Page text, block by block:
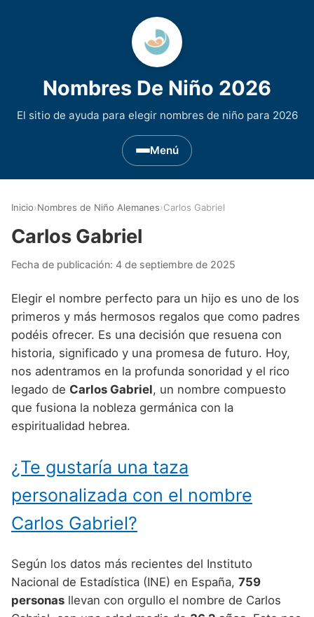
Nombres De Niño 2026
El sitio de ayuda para elegir nombres de niño para 2026
Menú
Nombres de niño que empiezan por D
Nombres de niño que empiezan por E
Nombres de niño que empiezan por F
Nombres de niño que empiezan por G
Nombres de niño que empiezan por H
Nombres de niño que empiezan por J
Nombres de niño que empiezan por K
Nombres de niño que empiezan por L
Nombres de niño que empiezan por N
Nombres de niño que empiezan por O
Nombres de Niño Asturianos
Nombres de Niño Baleares
Nombres de Niño Canarios
Nombres de Niño Cantabros
Nombres de Niño Castellanos
Nombres de Niño Extremeños
Nombres de Niño Gallegos
Nombres de Niño Madrileños
Nombres de Niño Navarros
Nombres de Niño Riojanos
Nombres de Niño Celtas
Nombres de Niño Egipcios
Nombres de Niño Griegos
Nombres de Niño Mitologicos
Nombres de Niño Romanos
Nombres de Niño Alemanes
Nombres de Niño Americanos
Nombres de Niño Arabes
Nombres de Niño Chinos
Nombres de Niño Franceses
Nombres de Niño Ingleses
Nombres de Niño Italianos
Nombres de Niño Japoneses
Nombres de Niño Judíos
Nombres de Niño Marroquíes
Nombres de Niño Portugueses
Buscar
Inicio›Nombres de Niño Alemanes›Carlos Gabriel
Carlos Gabriel
Fecha de publicación: 4 de septiembre de 2025
Elegir el nombre perfecto para un hijo es uno de los
primeros y más hermosos regalos que como padres
podéis ofrecer. Es una decisión que resuena con
historia, significado y una promesa de futuro. Hoy,
nos adentramos en la profunda sonoridad y el rico
legado de Carlos Gabriel, un nombre compuesto
que fusiona la nobleza germánica con la
espiritualidad hebrea.
¿Te gustaría una taza
personalizada con el nombre
Carlos Gabriel?
Según los datos más recientes del Instituto
Nacional de Estadística (INE) en España, 759
personas llevan con orgullo el nombre de Carlos